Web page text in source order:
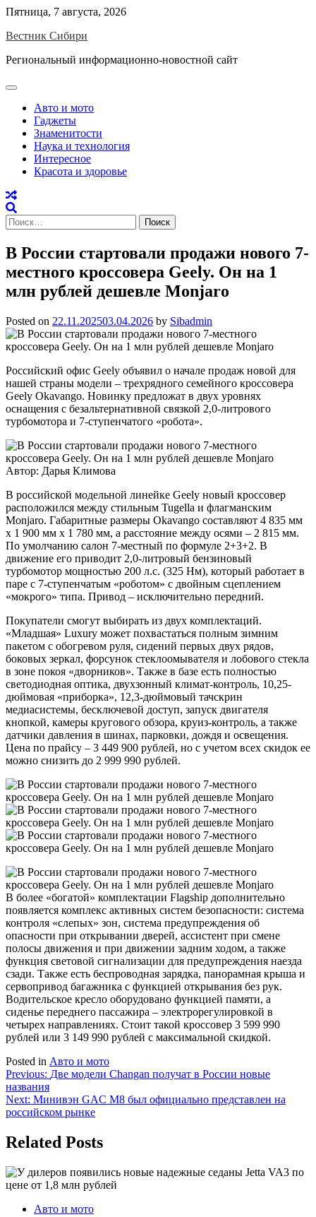
Skip
content
Пятница, 7 августа, 2026
Вестник Сибири
Региональный информационно-новостной сайт
Авто и мото
Гаджеты
Знаменитости
Наука и технология
Интересное
Красота и здоровье
Найти:
В России стартовали продажи нового 7-
местного кроссовера Geely. Он на 1
млн рублей дешевле Monjaro
Posted on 22.11.202503.04.2026 by Sibadmin
Российский офис Geely объявил о начале продаж новой для
нашей страны модели – трехрядного семейного кроссовера
Geely Okavango. Новинку предложат в двух уровнях
оснащения с безальтернативной связкой 2,0-литрового
турбомотора и 7-ступенчатого «робота».
Автор: Дарья Климова
В российской модельной линейке Geely новый кроссовер
расположился между стильным Tugella и флагманским
Monjaro. Габаритные размеры Okavango составляют 4 835 мм
x 1 900 мм x 1 780 мм, а расстояние между осями – 2 815 мм.
По умолчанию салон 7-местный по формуле 2+3+2. В
движение его приводит 2,0-литровый бензиновый
турбомотор мощностью 200 л.с. (325 Нм), который работает в
паре с 7-ступенчатым «роботом» с двойным сцеплением
«мокрого» типа. Привод – исключительно передний.
Покупатели смогут выбирать из двух комплектаций.
«Младшая» Luxury может похвастаться полным зимним
пакетом с обогревом руля, сидений первых двух рядов,
боковых зеркал, форсунок стеклоомывателя и лобового стекла
в зоне покоя «дворников». Также в базе есть полностью
светодиодная оптика, двухзонный климат-контроль, 10,25-
дюймовая «приборка», 12,3-дюймовый тачскрин
медиасистемы, бесключевой доступ, запуск двигателя
кнопкой, камеры кругового обзора, круиз-контроль, а также
датчики давления в шинах, парковки, дождя и освещения.
Цена по прайсу – 3 449 900 рублей, но с учетом всех скидок ее
можно снизить до 2 999 990 рублей.
В более «богатой» комплектации Flagship дополнительно
появляется комплекс активных систем безопасности: система
контроля «слепых» зон, система предупреждения об
опасности при открывании дверей, ассистент при смене
полосы движения и при движении задним ходом, а также
функция световой сигнализации для предупреждения наезда
сзади. Также есть беспроводная зарядка, панорамная крыша и
сервопривод багажника с функцией открывания без рук.
Водительское кресло оборудовано функцией памяти, а
сиденье переднего пассажира – электрорегулировкой в
четырех направлениях. Стоит такой кроссовер 3 599 990
рублей или 3 149 990 рублей с максимальной скидкой.
Posted in Авто и мото
Навигация
по
записям
Previous: Две модели Changan получат в России новые
названия
Next: Минивэн GAC M8 был официально представлен на
российском рынке
Related Posts
Авто и мото